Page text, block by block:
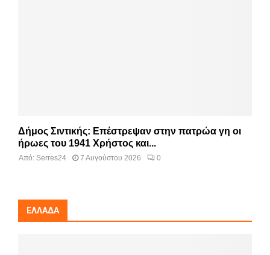
Δήμος Σιντικής: Επέστρεψαν στην πατρώα γη οι
ήρωες του 1941 Χρήστος και...
Από: Serres24 7 Αυγούστου 2026 0
ΕΛΛΆΔΑ